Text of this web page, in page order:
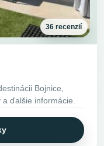
36 recenzií
Bojnice,
ďalšie informácie.